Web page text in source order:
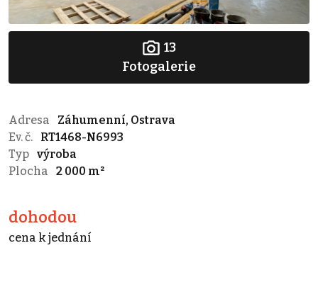
13
Fotogalerie
Adresa
Záhumenní, Ostrava
Ev. č.
RT1468-N6993
Typ výroba
Plocha
2 000 m²
dohodou
cena k jednání